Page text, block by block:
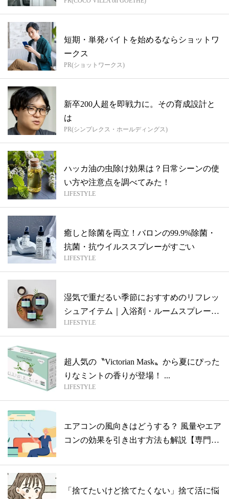
短期・単発バイトを始めるならショットワ
ークス
PR(ショットワークス)
新卒200人超を即戦力に。その育成設計と
は
PR(シンプレクス・ホールディングス)
ハッカ油の虫除け効果は？日常シーンの使
い方や注意点を調べてみた！
LIFESTYLE
癒しと除菌を両立！バロンの99.9%除菌・
抗菌・抗ウイルススプレーがすごい
LIFESTYLE
湿気で重だるい季節におすすめのリフレッ
シュアイテム｜入浴剤・ルームスプレーな
ど
LIFESTYLE
超人気の〝Victorian Mask〟から夏にぴった
りなミントの香りが登場！ ...
LIFESTYLE
エアコンの風向きはどうする？ 風量やエア
コンの効果を引き出す方法も解説【専門家
「捨てたいけど捨てたくない」捨て活に悩